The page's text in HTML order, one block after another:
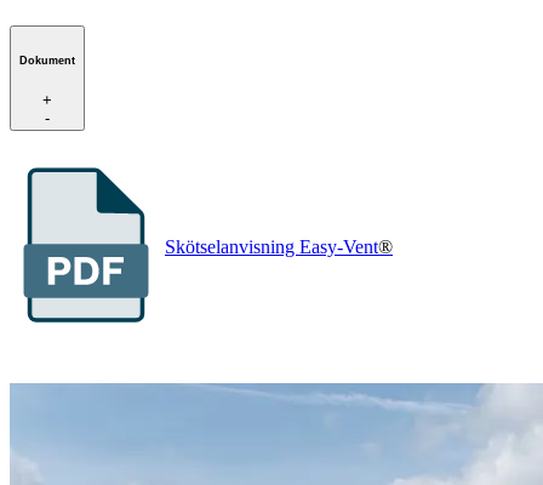
Dokument
+
-
Skötselanvisning Easy-Vent®